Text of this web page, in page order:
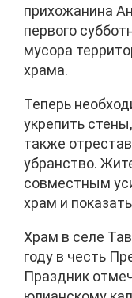
прихожанина
первого
мусора
храма.
Теперь
укрепить
также
убранство.
совместным
храм и
Храм в селе
году в честь
Праздник